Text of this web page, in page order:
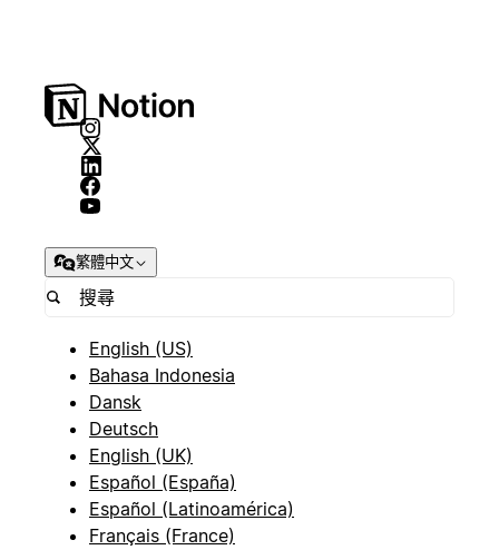
繁體中文
English (US)
Bahasa Indonesia
Dansk
Deutsch
English (UK)
Español (España)
Español (Latinoamérica)
Français (France)